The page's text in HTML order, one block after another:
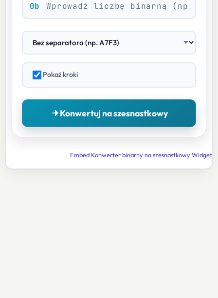
0b
Pokaż kroki
Konwertuj na szesnastkowy
Embed Konwerter binarny na szesnastkowy Widget